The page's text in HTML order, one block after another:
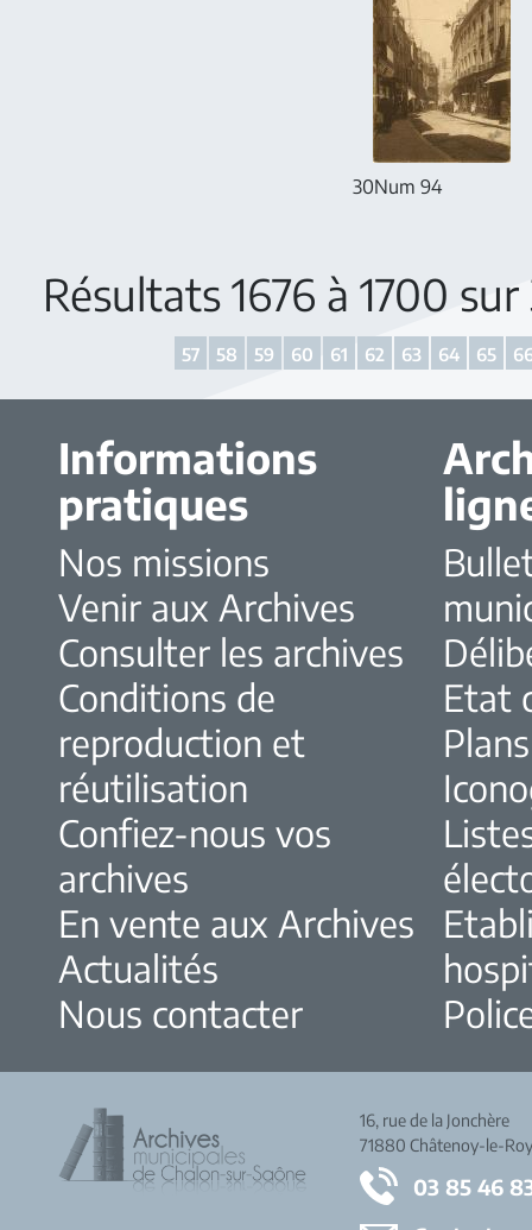
30Num 94
Résultats 1676 à 1700
57 58 59 60 61 62 63 64 65
Informations
pratiques
Nos missions
Venir aux Archives
Consulter les archives
Conditions de
reproduction et
réutilisation
Confiez-nous vos
archives
En vente aux Archives
Actualités
Nous contacter
Etat
Plans
16, rue de la Jonchère
71880 Châtenoy-le-
03 85 46